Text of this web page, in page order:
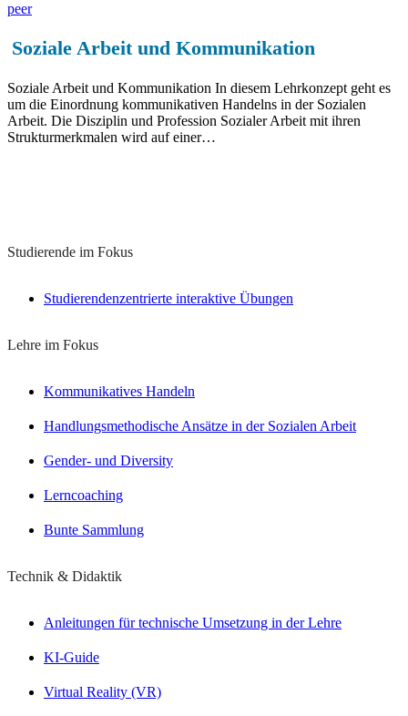
peer
Soziale Arbeit und Kommunikation
Soziale Arbeit und Kommunikation In diesem Lehrkonzept geht es
um die Einordnung kommunikativen Handelns in der Sozialen
Arbeit. Die Disziplin und Profession Sozialer Arbeit mit ihren
Strukturmerkmalen wird auf einer…
Studierende im Fokus
Studierendenzentrierte interaktive Übungen
Lehre im Fokus
Kommunikatives Handeln
Handlungsmethodische Ansätze in der Sozialen Arbeit
Gender- und Diversity
Lerncoaching
Bunte Sammlung
Technik & Didaktik
Anleitungen für technische Umsetzung in der Lehre
KI-Guide
Virtual Reality (VR)